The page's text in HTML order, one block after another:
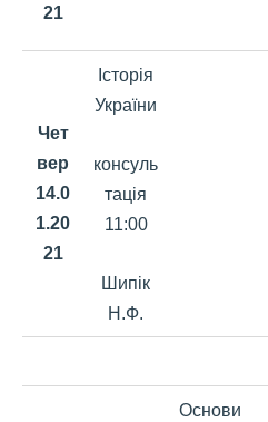
21
Чет
вер
14.0
1.20
21
Історія
України
консуль
тація
11:00
Шипік
Н.Ф.
Основи